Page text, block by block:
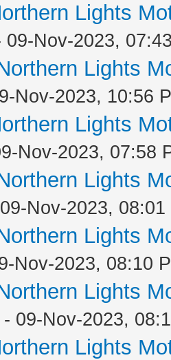
Lights
09-Nov-2023,
Lights
Nov-2023, 10:56
Lights
Nov-2023, 07:58
Lights
Nov-2023, 08:01
Lights
Nov-2023, 08:10
Lights
- 09-Nov-2023,
Lights